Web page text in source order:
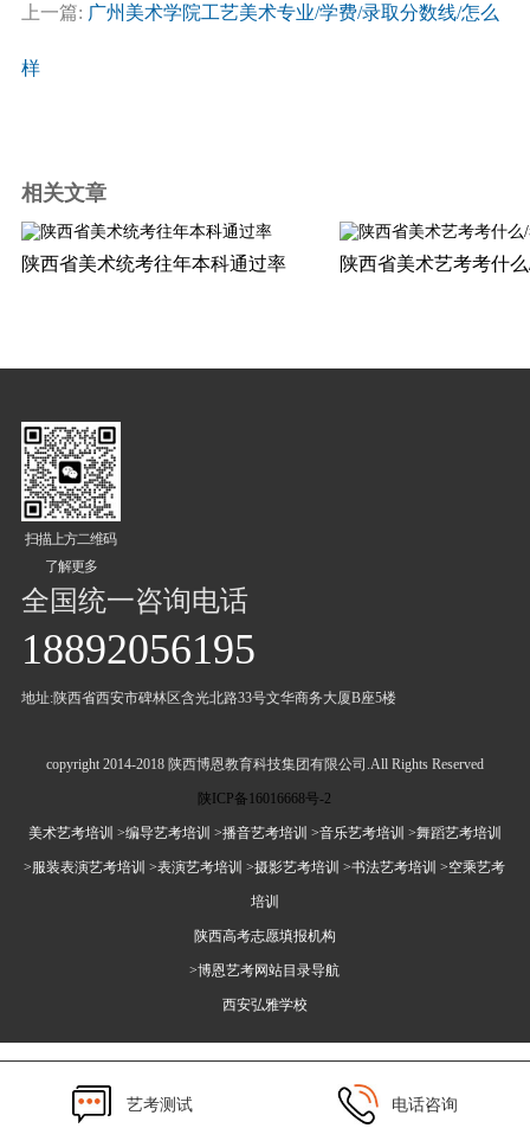
上一篇: 广州美术学院工艺美术专业/学费/录取分数线/怎么
样
相关文章
陕西省美术统考往年本科通过率 陕西省美术艺考考什
扫描上方二维码
了解更多
全国统一咨询电话
18892056195
地址:陕西省西安市碑林区含光北路33号文华商务大厦B座5楼
copyright 2014-2018 陕西博恩教育科技集团有限公司.All Rights Reserved
陕ICP备16016668号-2
美术艺考培训 >编导艺考培训 >播音艺考培训 >音乐艺考培训 >舞蹈艺考培训
>服装表演艺考培训 >表演艺考培训 >摄影艺考培训 >书法艺考培训 >空乘艺考
培训
陕西高考志愿填报机构
>博恩艺考网站目录导航
西安弘雅学校
艺考测试 电话咨询